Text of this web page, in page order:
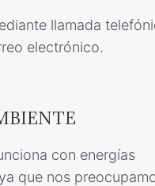
llamada
electrónico.
con energías
que nos